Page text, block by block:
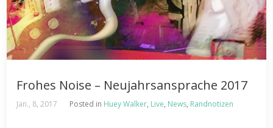
Frohes Noise – Neujahrsansprache 2017
Jan., 8, 2017 Posted in Huey Walker, Live, News, Randnotizen